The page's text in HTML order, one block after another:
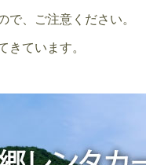
で、ご注意ください。
きています。